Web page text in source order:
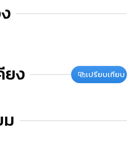
ยง เปรียบเทียบ